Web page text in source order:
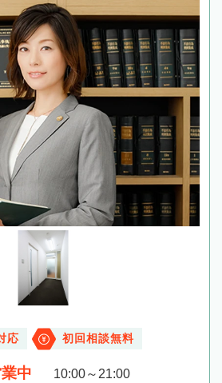
応 初回相談無料
中 10:00～21:00